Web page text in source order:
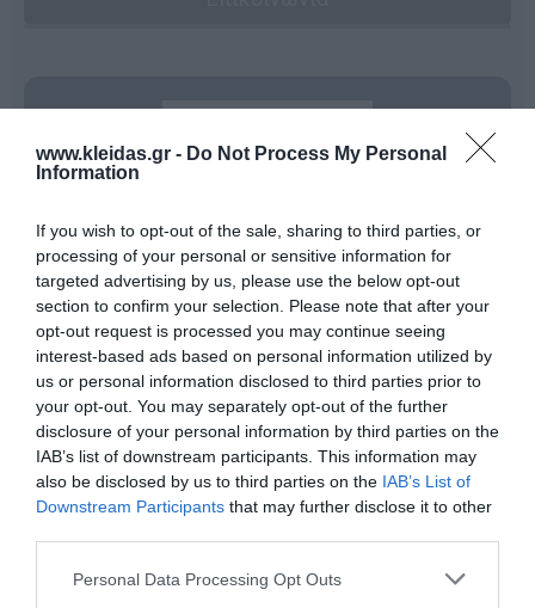
www.kleidas.gr - Do Not Process My Personal
Information
If you wish to opt-out of the sale, sharing to third parties, or
processing of your personal or sensitive information for
targeted advertising by us, please use the below opt-out
section to confirm your selection. Please note that after your
opt-out request is processed you may continue seeing
interest-based ads based on personal information utilized by
us or personal information disclosed to third parties prior to
your opt-out. You may separately opt-out of the further
disclosure of your personal information by third parties on the
IAB’s list of downstream participants. This information may
also be disclosed by us to third parties on the IAB’s List of
Downstream Participants that may further disclose it to other
Personal Data Processing Opt Outs
ΗNathanείναι ένας διεθνής ηγέτης στον σχεδιασμό
και την παροχή επαγγελματικού εκπαιδευτικού
εξοπλισμού. Η γκάμα της περιλαμβάνει από
εξειδικευμένο υλικό ψυχοκινητικής έως μικροέπιπλα
για συμβολικό παιχνίδι, όλα κατασκευασμένα για να
αντέχουν στη σκληρή χρήση σε σχολικά
περιβάλλοντα. Κάθε προϊόν συμμορφώνεται αυστηρά
περιβαλλοντικές προδιαγραφές (βιώσιμη υλοτομία,
εξοπλισμό νηπιαγωγείων και κέντρων δεξιοτήτων